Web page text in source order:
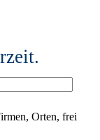
Orten, frei